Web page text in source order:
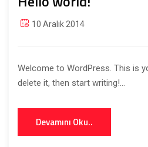
10 Aralık 2014
Welcome to WordPress. This is
delete it, then start writing!...
Devamını Oku..